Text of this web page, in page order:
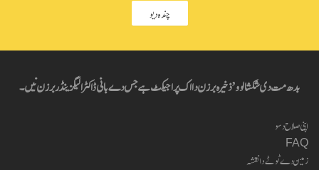
چندہ دیو
بدھ مت دی شکشا لوو’ ذخیرہ برزن دا اک پراجیکٹ ہے جس دے بانی ڈاکٹر الیگزینڈر برزن نیں۔
اپنی صلاح دسو
FAQ
زمین دے ٹوٹے دا نقشہ